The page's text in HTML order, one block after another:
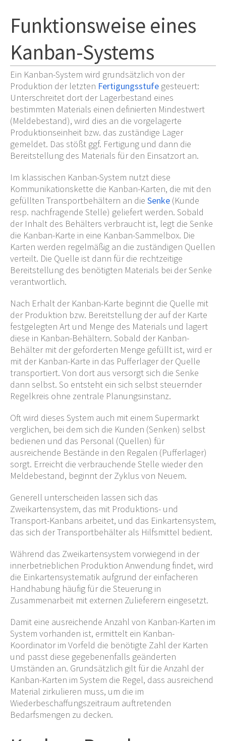
Funktionsweise eines
Kanban-Systems
Ein Kanban-System wird grundsätzlich von der
Produktion der letzten Fertigungsstufe gesteuert:
Unterschreitet dort der Lagerbestand eines
bestimmten Materials einen definierten Mindestwert
(Meldebestand), wird dies an die vorgelagerte
Produktionseinheit bzw. das zuständige Lager
gemeldet. Das stößt ggf. Fertigung und dann die
Bereitstellung des Materials für den Einsatzort an.
Im klassischen Kanban-System nutzt diese
Kommunikationskette die Kanban-Karten, die mit den
gefüllten Transportbehältern an die Senke (Kunde
resp. nachfragende Stelle) geliefert werden. Sobald
der Inhalt des Behälters verbraucht ist, legt die Senke
die Kanban-Karte in eine Kanban-Sammelbox. Die
Karten werden regelmäßig an die zuständigen Quellen
verteilt. Die Quelle ist dann für die rechtzeitige
Bereitstellung des benötigten Materials bei der Senke
verantwortlich.
Nach Erhalt der Kanban-Karte beginnt die Quelle mit
der Produktion bzw. Bereitstellung der auf der Karte
festgelegten Art und Menge des Materials und lagert
diese in Kanban-Behältern. Sobald der Kanban-
Behälter mit der geforderten Menge gefüllt ist, wird er
mit der Kanban-Karte in das Pufferlager der Quelle
transportiert. Von dort aus versorgt sich die Senke
dann selbst. So entsteht ein sich selbst steuernder
Regelkreis ohne zentrale Planungsinstanz.
Oft wird dieses System auch mit einem Supermarkt
verglichen, bei dem sich die Kunden (Senken) selbst
bedienen und das Personal (Quellen) für
ausreichende Bestände in den Regalen (Pufferlager)
sorgt. Erreicht die verbrauchende Stelle wieder den
Meldebestand, beginnt der Zyklus von Neuem.
Generell unterscheiden lassen sich das
Zweikartensystem, das mit Produktions- und
Transport-Kanbans arbeitet, und das Einkartensystem,
das sich der Transportbehälter als Hilfsmittel bedient.
Während das Zweikartensystem vorwiegend in der
innerbetrieblichen Produktion Anwendung findet, wird
die Einkartensystematik aufgrund der einfacheren
Handhabung häufig für die Steuerung in
Zusammenarbeit mit externen Zulieferern eingesetzt.
Damit eine ausreichende Anzahl von Kanban-Karten im
System vorhanden ist, ermittelt ein Kanban-
Koordinator im Vorfeld die benötigte Zahl der Karten
und passt diese gegebenenfalls geänderten
Umständen an. Grundsätzlich gilt für die Anzahl der
Kanban-Karten im System die Regel, dass ausreichend
Material zirkulieren muss, um die im
Wiederbeschaffungszeitraum auftretenden
Bedarfsmengen zu decken.